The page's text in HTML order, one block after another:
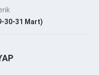
30-31 Mart)